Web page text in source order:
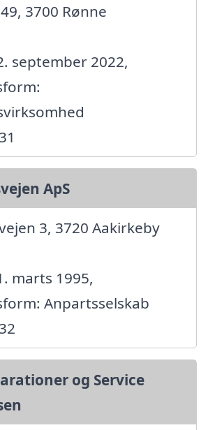
3700 Rønne
september 2022,
ApS
3, 3720 Aakirkeby
marts 1995,
Anpartsselskab
og Service